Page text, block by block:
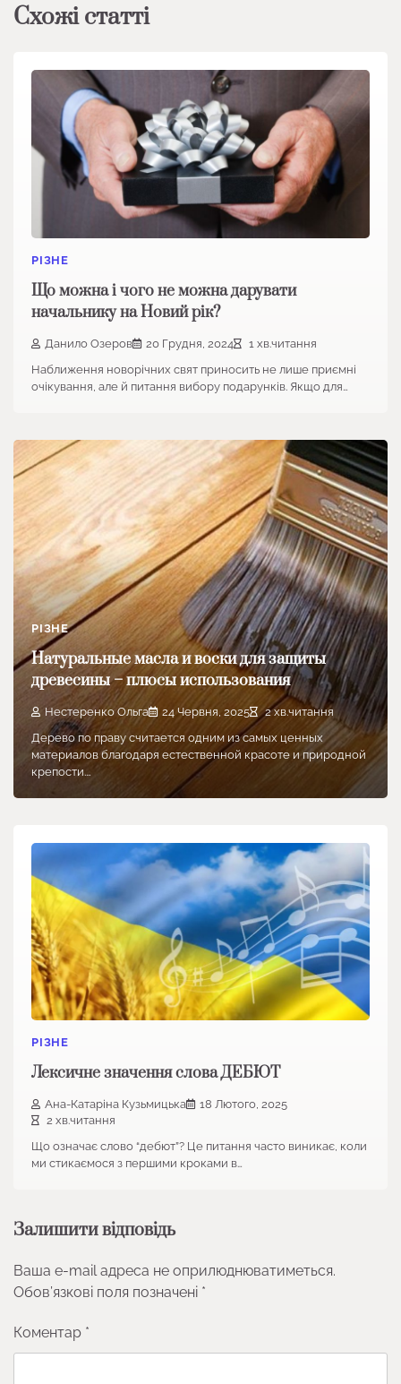
Схожі статті
РІЗНЕ
Що можна і чого не можна дарувати
начальнику на Новий рік?
Данило Озеров 20 Грудня, 2024
1 хв.читання
Наближення новорічних свят приносить не лише приємні
очікування, але й питання вибору подарунків. Якщо для…
РІЗНЕ
Натуральные масла и воски для защиты
древесины – плюсы использования
Нестеренко Ольга 24 Червня, 2025
2 хв.читання
Дерево по праву считается одним из самых ценных
материалов благодаря естественной красоте и природной
крепости.…
РІЗНЕ
Лексичне значення слова ДЕБЮТ
Ана-Катаріна Кузьмицька
18 Лютого, 2025
2 хв.читання
Що означає слово “дебют”? Це питання часто виникає, коли
ми стикаємося з першими кроками в…
Залишити відповідь
Ваша e-mail адреса не оприлюднюватиметься.
Обов’язкові поля позначені *
Коментар *